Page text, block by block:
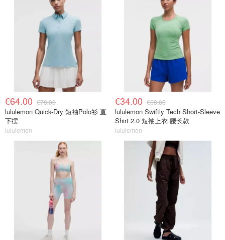
€64.00 €78.00
lululemon Quick-Dry 短袖Polo衫 直
下摆
lululemon
€34.00 €68.00
lululemon Swiftly Tech Short-Sleeve
Shirt 2.0 短袖上衣 腰长款
lululemon